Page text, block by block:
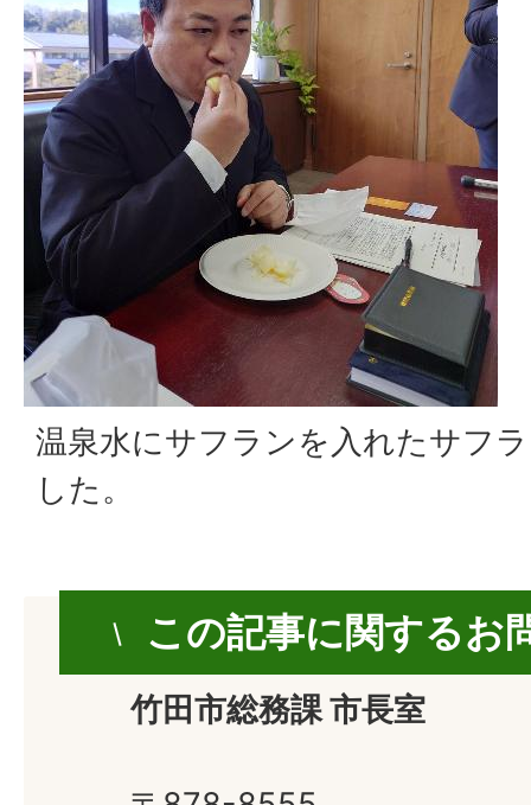
温泉水にサフランを入れたサフ
した。
この記事に関するお
竹田市総務課 市長室